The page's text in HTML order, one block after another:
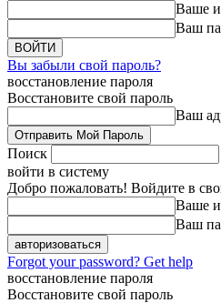
Ваше
Ваш
Вы забыли свой пароль?
восстановление пароля
Восстановите свой пароль
Ваш
Поиск
войти в систему
Добро пожаловать! Войдите в
Ваше
Ваш
Forgot your password? Get help
восстановление пароля
Восстановите свой пароль